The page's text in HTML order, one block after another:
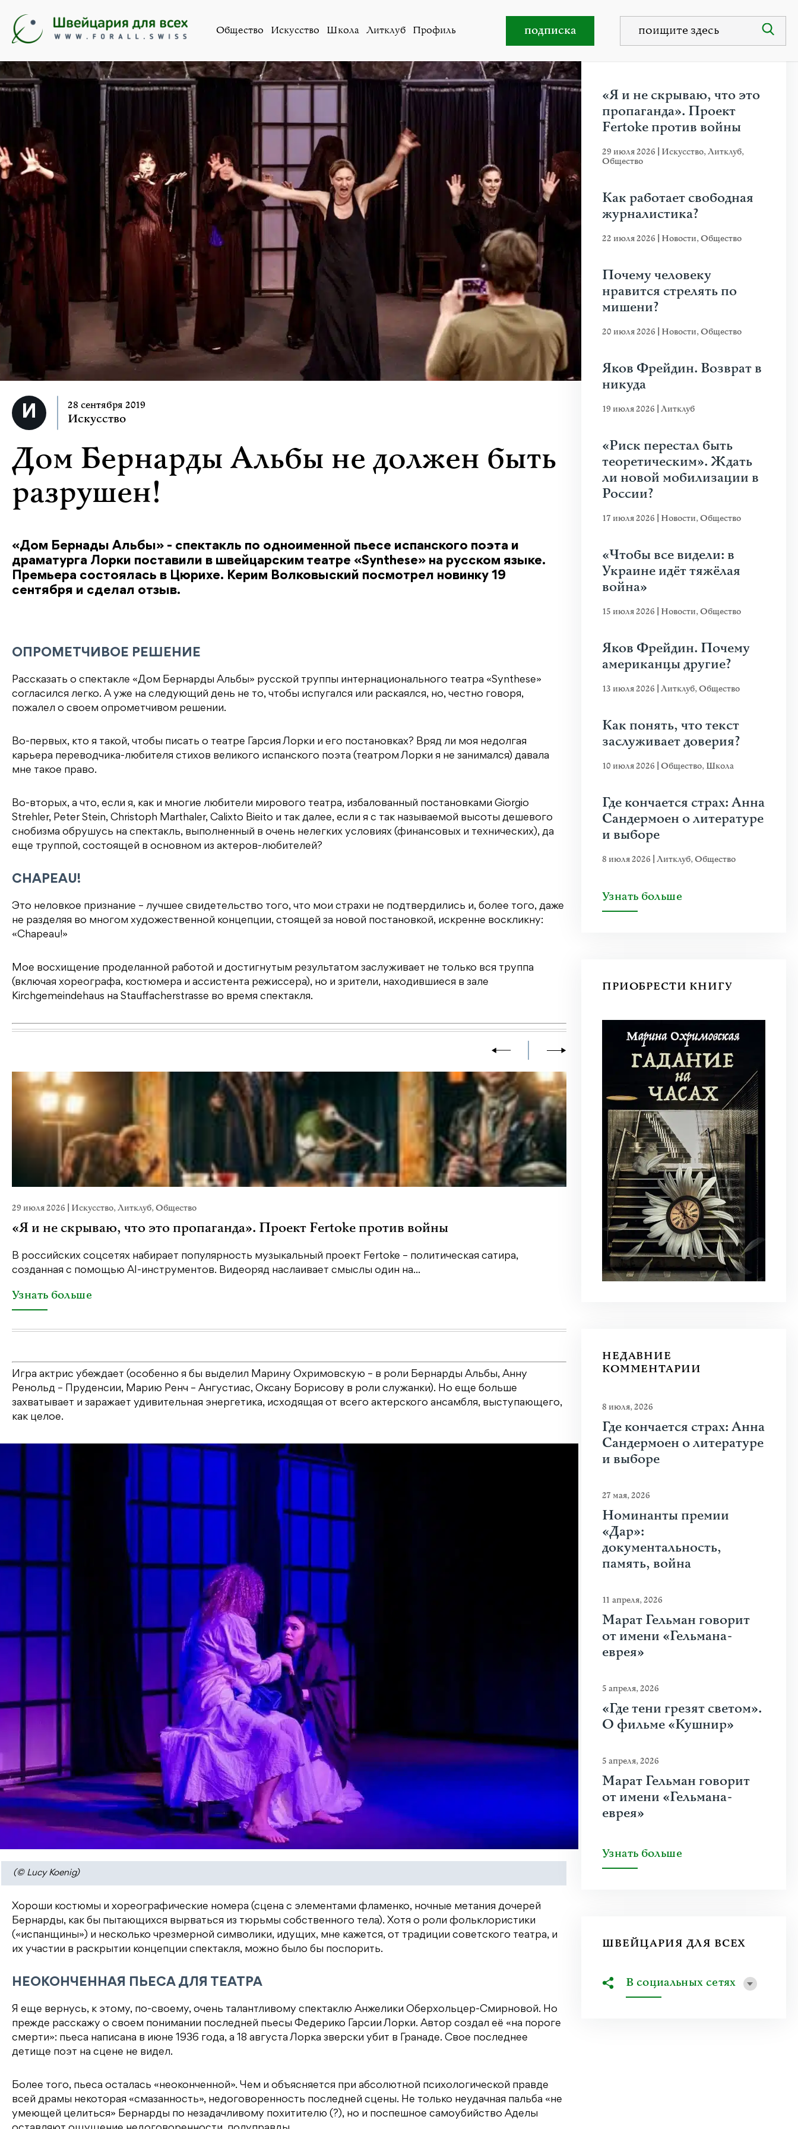
Общество Искусство Школа Литклуб Профиль подписка
Дом Бернарды Альбы не должен быть разрушен!
28 сентября 2019
Искусство
Дом Бернарды Альбы не должен быть
разрушен!
«Дом Бернады Альбы» - спектакль по одноименной пьесе испанского поэта и
драматурга Лорки поставили в швейцарским театре «Synthese» на русском языке.
Премьера состоялась в Цюрихе. Керим Волковыский посмотрел новинку 19
сентября и сделал отзыв.
ОПРОМЕТЧИВОЕ РЕШЕНИЕ
Рассказать о спектакле «Дом Бернарды Альбы» русской труппы интернационального театра «Synthese»
согласился легко. А уже на следующий день не то, чтобы испугался или раскаялся, но, честно говоря,
пожалел о своем опрометчивом решении.
Во-первых, кто я такой, чтобы писать о театре Гарсия Лорки и его постановках? Вряд ли моя недолгая
карьера переводчика-любителя стихов великого испанского поэта (театром Лорки я не занимался) давала
мне такое право.
Во-вторых, а что, если я, как и многие любители мирового театра, избалованный постановками Giorgio
Strehler, Peter Stein, Christoph Marthaler, Calixto Bieito и так далее, если я с так называемой высоты дешевого
снобизма обрушусь на спектакль, выполненный в очень нелегких условиях (финансовых и технических), да
еще труппой, состоящей в основном из актеров-любителей?
CHAPEAU!
Это неловкое признание – лучшее свидетельство того, что мои страхи не подтвердились и, более того, даже
не разделяя во многом художественной концепции, стоящей за новой постановкой, искренне воскликну:
«Chapeau!»
Мое восхищение проделанной работой и достигнутым результатом заслуживает не только вся труппа
(включая хореографа, костюмера и ассистента режиссера), но и зрители, находившиеся в зале
Kirchgemeindehaus на Stauffacherstrasse во время спектакля.
29 июля 2026 Искусство,Литклуб,Общество
«Я и не скрываю, что это пропаганда». Проект Fertoke против войны
В российских соцсетях набирает популярность музыкальный проект Fertoke – политическая сатира,
созданная с помощью AI-инструментов. Видеоряд наслаивает смыслы один на...
Узнать больше
23 июня 2026|Искусство
Молдова между фресками, дронами
На стыке границ Швейцарии, Франции и
искусства Art Basel. Она объединила на
Игра актрис убеждает (особенно я бы выделил Марину Охримовскую – в роли Бернарды Альбы, Анну
Ренольд – Пруденсии, Марию Ренч – Ангустиас, Оксану Борисову в роли служанки). Но еще больше
захватывает и заражает удивительная энергетика, исходящая от всего актерского ансамбля, выступающего,
как целое.
(© Lucy Koenig)
Хороши костюмы и хореографические номера (сцена с элементами фламенко, ночные метания дочерей
Бернарды, как бы пытающихся вырваться из тюрьмы собственного тела). Хотя о роли фольклористики
(«испанщины») и несколько чрезмерной символики, идущих, мне кажется, от традиции советского театра, и
их участии в раскрытии концепции спектакля, можно было бы поспорить.
НЕОКОНЧЕННАЯ ПЬЕСА ДЛЯ ТЕАТРА
Я еще вернусь, к этому, по-своему, очень талантливому спектаклю Анжелики Оберхольцер-Смирновой. Но
прежде расскажу о своем понимании последней пьесы Федерико Гарсии Лорки. Автор создал её «на пороге
смерти»: пьеса написана в июне 1936 года, а 18 августа Лорка зверски убит в Гранаде. Свое последнее
детище поэт на сцене не видел.
Более того, пьеса осталась «неоконченной». Чем и объясняется при абсолютной психологической правде
всей драмы некоторая «смазанность», недоговоренность последней сцены. Не только неудачная пальба «не
умеющей целиться» Бернарды по незадачливому похитителю (?), но и поспешное самоубийство Аделы
«Я и не скрываю, что это
пропаганда». Проект
Fertoke против войны
29 июля 2026 Искусство,Литклуб,
Общество
Как работает свободная
журналистика?
22 июля 2026 Новости,Общество
Почему человеку
нравится стрелять по
мишени?
20 июля 2026 Новости,Общество
Яков Фрейдин. Возврат в
никуда
19 июля 2026 Литклуб
«Риск перестал быть
теоретическим». Ждать
ли новой мобилизации в
России?
17 июля 2026 Новости,Общество
«Чтобы все видели: в
Украине идёт тяжёлая
война»
15 июля 2026 Новости,Общество
Яков Фрейдин. Почему
американцы другие?
13 июля 2026 Литклуб,Общество
Как понять, что текст
заслуживает доверия?
10 июля 2026 Общество, Школа
Где кончается страх: Анна
Сандермоен о литературе
и выборе
8 июля 2026 Литклуб,Общество
Узнать больше
ПРИОБРЕСТИ КНИГУ
НЕДАВНИЕ
КОММЕНТАРИИ
8 июля, 2026
Где кончается страх: Анна
Сандермоен о литературе
и выборе
27 мая, 2026
Номинанты премии
«Дар»:
документальность,
память, война
11 апреля, 2026
Марат Гельман говорит
от имени «Гельмана-
еврея»
5 апреля, 2026
«Где тени грезят светом».
О фильме «Кушнир»
5 апреля, 2026
Марат Гельман говорит
от имени «Гельмана-
еврея»
Узнать больше
ШВЕЙЦАРИЯ ДЛЯ ВСЕХ
В социальных сетях